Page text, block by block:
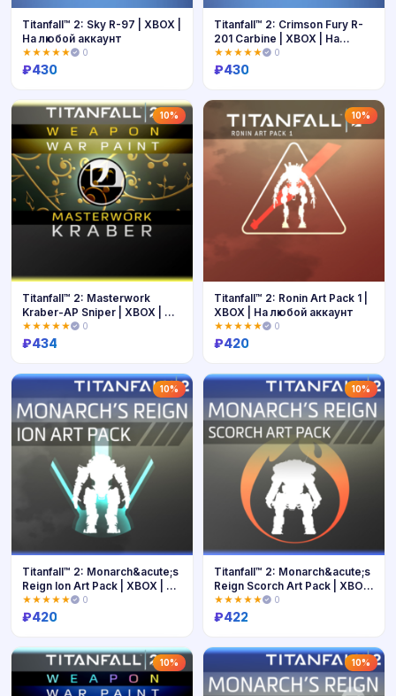
Купить
Titanfall™ 2: Sky R-97 | XBOX |
На любой аккаунт
★★★★★ 0
₽430
Купить
Titanfall™ 2: Crimson Fury R-
201 Carbine | XBOX | На
любой аккаунт
★★★★★ 0
₽430
10%
Купить
Titanfall™ 2: Masterwork
Kraber-AP Sniper | XBOX | На
любой аккаунт
★★★★★ 0
₽434
10%
Купить
Titanfall™ 2: Ronin Art Pack 1 |
XBOX | На любой аккаунт
★★★★★ 0
₽420
10%
Купить
Titanfall™ 2: Monarch&acute;s
Reign Ion Art Pack | XBOX | На
любой аккаунт
★★★★★ 0
₽420
10%
Купить
Titanfall™ 2: Monarch&acute;s
Reign Scorch Art Pack | XBOX
| На любой аккаунт
★★★★★ 0
₽422
10% 10%